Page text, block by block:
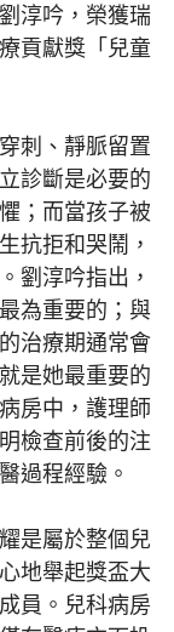
淳吟，榮獲瑞
貢獻獎「兒童
刺、靜脈留置
診斷是必要的
；而當孩子被
抗拒和哭鬧，
劉淳吟指出，
為重要的；與
治療期通常會
是她最重要的
房中，護理師
檢查前後的注
過程經驗。
是屬於整個兒
地舉起獎盃大
員。兒科病房